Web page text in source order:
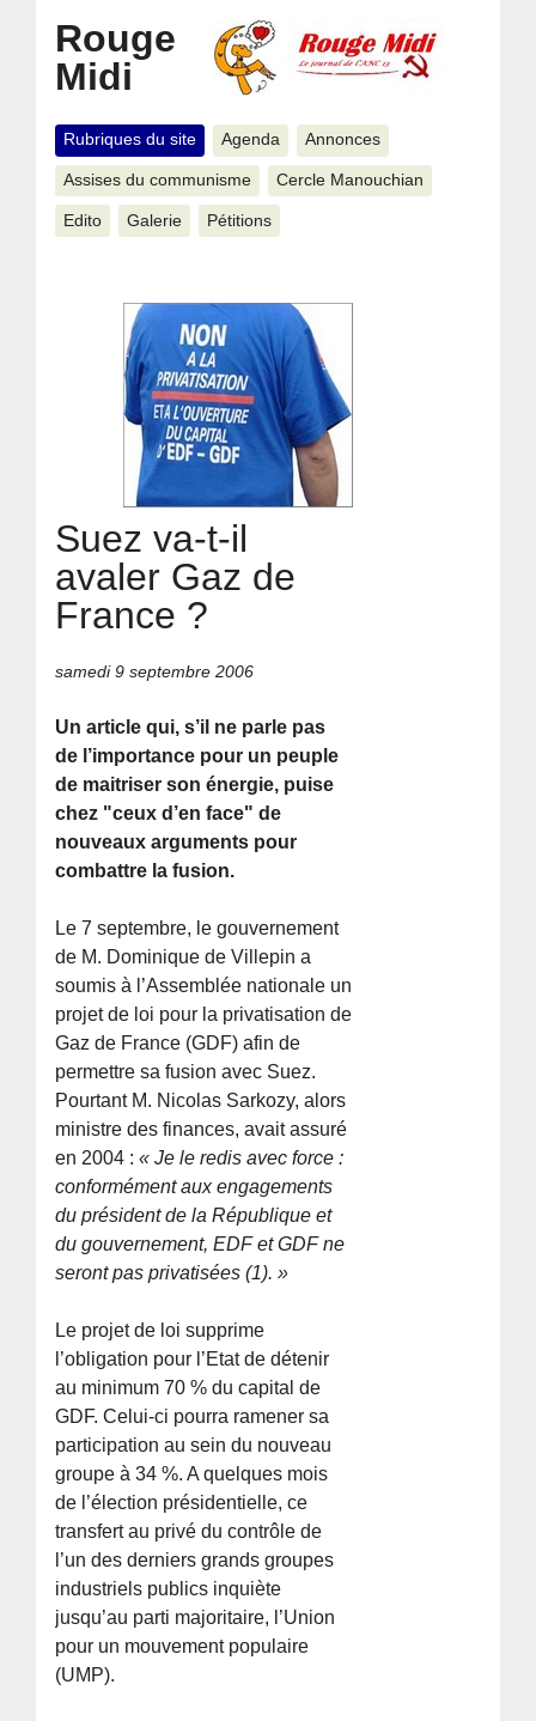
Rouge
Midi
Rubriques du site Agenda Annonces
Assises du communisme Cercle Manouchian
Edito Galerie Pétitions
Suez va-t-il
avaler Gaz de
France ?
samedi 9 septembre 2006
Un article qui, s’il ne parle pas
de l’importance pour un peuple
de maitriser son énergie, puise
chez "ceux d’en face" de
nouveaux arguments pour
combattre la fusion.
Le 7 septembre, le gouvernement
de M. Dominique de Villepin a
soumis à l’Assemblée nationale un
projet de loi pour la privatisation de
Gaz de France (GDF) afin de
permettre sa fusion avec Suez.
Pourtant M. Nicolas Sarkozy, alors
ministre des finances, avait assuré
en 2004 :« Je le redis avec force :
conformément aux engagements
du président de la République et
du gouvernement, EDF et GDF ne
seront pas privatisées (1). »
Le projet de loi supprime
l’obligation pour l’Etat de détenir
au minimum 70 % du capital de
GDF. Celui-ci pourra ramener sa
participation au sein du nouveau
groupe à 34 %. A quelques mois
de l’élection présidentielle, ce
transfert au privé du contrôle de
l’un des derniers grands groupes
industriels publics inquiète
jusqu’au parti majoritaire, l’Union
pour un mouvement populaire
(UMP).